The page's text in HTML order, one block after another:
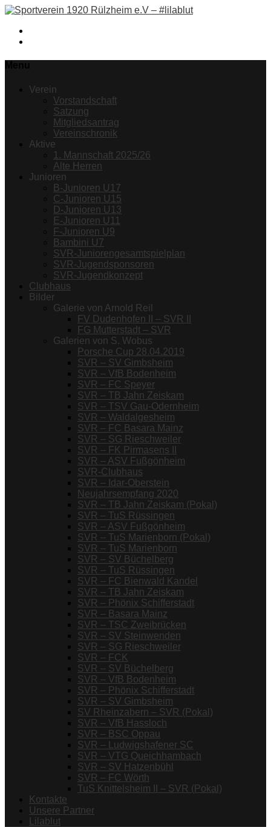
Verein
Vorstandschaft
Satzung
Mitgliedsantrag
Vereinschronik
Aktive
1. Mannschaft 2025/26
Alte Herren
Junioren
B-Junioren U17
C-Junioren U15
D-Junioren U13
E-Junioren U11
F-Junioren U9
Bambini U7
SVR-Juniorengesamtspielplan
SVR-Jugendsponsoren
SVR-Jugendkonzept
Clubhaus
Bilder
Galerie von Arnold Reil
FV Dudenhofen II – SVR II
FG Mutterstadt – SVR
Galerien von S. Wobus
Porsche Cup 28.04.2019
SVR – SV Gimbsheim
SVR – VfB Bodenheim
SVR – FC Speyer
SVR – TB Jahn Zeiskam
SVR – TSV Gau-Odernheim
SVR – Waldalgesheim
SVR – FC Basara Mainz
SVR – SG Rieschweiler
SVR – FK Pirmasens II
SVR – ASV Fußgönheim
SVR-Clubhaus
SVR – Idar-Oberstein
Neujahrsempfang 2020
SVR – TB Jahn Zeiskam (Pokal)
SVR – TuS Rüssingen
SVR – ASV Fußgönheim
SVR – TuS Marienborn (Pokal)
SVR – TuS Marienborn
SVR – SV Büchelberg
SVR – TuS Rüssingen
SVR – FC Bienwald Kandel
SVR – TB Jahn Zeiskam
SVR – Phönix Schifferstadt
SVR – Basara Mainz
SVR – TSC Zweibrücken
SVR – SV Steinwenden
SVR – SG Rieschweiler
SVR – FCK
SVR – SV Büchelberg
SVR – VfB Bodenheim
SVR – Phönix Schifferstadt
SVR – SV Gimbsheim
SV Rheinzabern – SVR (Pokal)
SVR – VfB Hassloch
SVR – BSC Oppau
SVR – Ludwigshafener SC
SVR – VTG Queichhambach
SVR – SV Hatzenbühl
SVR – FC Wörth
TuS Knittelsheim II – SVR (Pokal)
Kontakte
Unsere Partner
Lilablut